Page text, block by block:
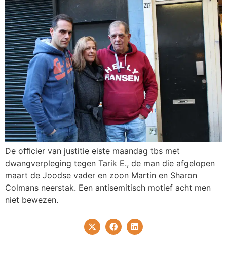
De oﬃcier van justitie eiste maandag tbs met
dwangverpleging tegen Tarik E., de man die afgelopen
maart de Joodse vader en zoon Martin en Sharon
Colmans neerstak. Een antisemitisch motief acht men
niet bewezen.